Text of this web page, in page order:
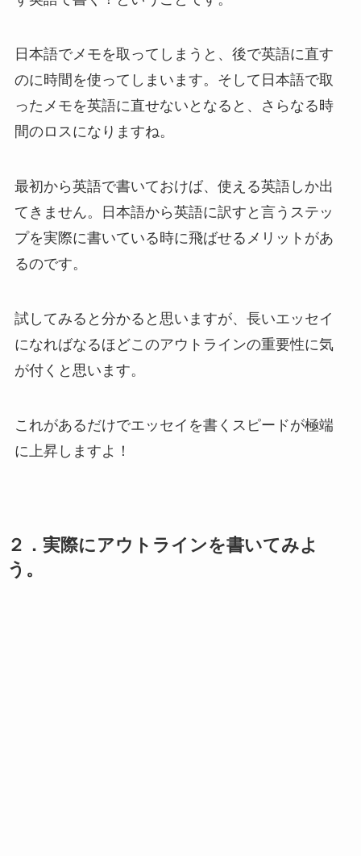
日本語でメモを取ってしまうと、後で英語に直す
のに時間を使ってしまいます。そして日本語で取
ったメモを英語に直せないとなると、さらなる時
間のロスになりますね。
最初から英語で書いておけば、使える英語しか出
てきません。日本語から英語に訳すと言うステッ
プを実際に書いている時に飛ばせるメリットがあ
るのです。
試してみると分かると思いますが、長いエッセイ
になればなるほどこのアウトラインの重要性に気
が付くと思います。
これがあるだけでエッセイを書くスピードが極端
に上昇しますよ！
２．実際にアウトラインを書いてみよ
う。